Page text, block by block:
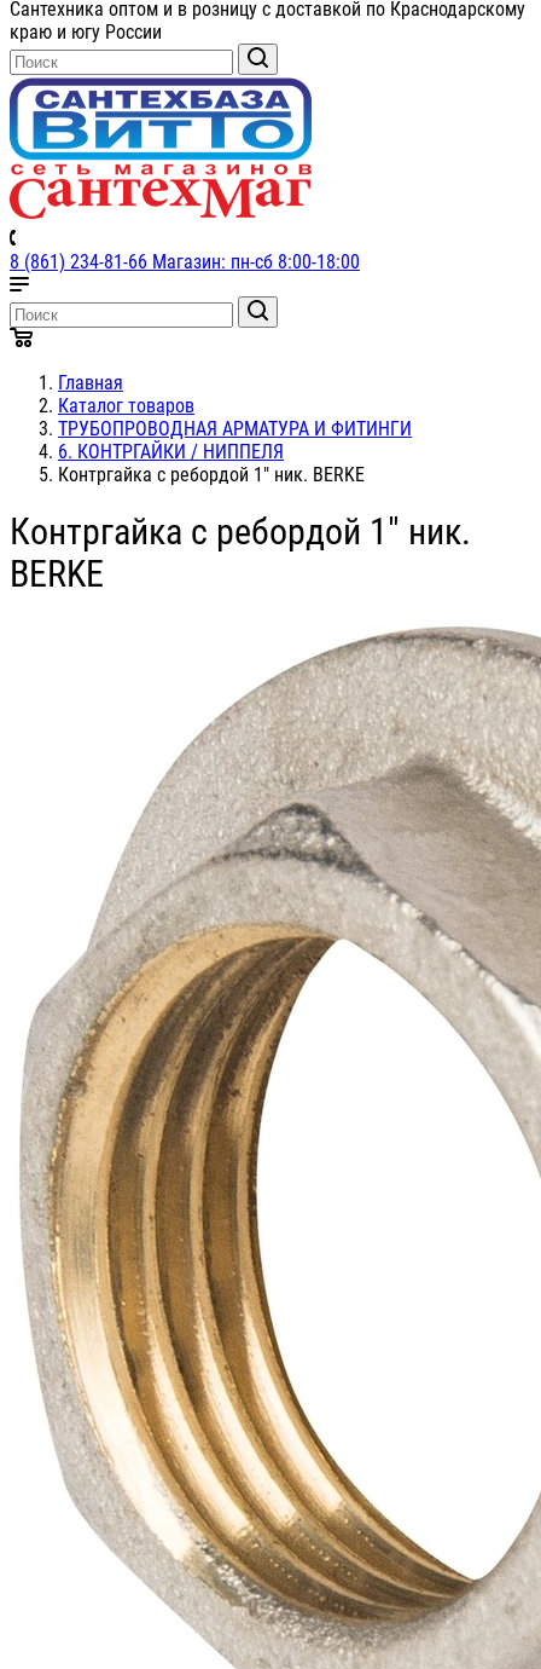
Сантехника оптом и в розницу с доставкой по Краснодарскому
краю и югу России
8 (861) 234-81-66 Магазин: пн-сб 8:00-18:00
Главная
Каталог товаров
ТРУБОПРОВОДНАЯ АРМАТУРА И ФИТИНГИ
6. КОНТРГАЙКИ / НИППЕЛЯ
Контргайка с ребордой 1" ник. BERKE
Контргайка с ребордой 1" ник.
BERKE